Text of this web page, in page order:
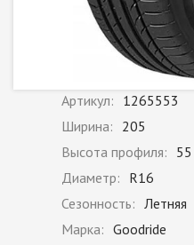
Артикул: 1265553
Ширина: 205
Высота профиля: 55
Диаметр: R16
Сезонность: Летняя
Марка: Goodride